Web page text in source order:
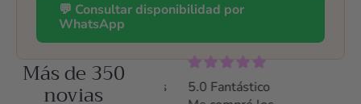
💬 Consultar disponibilidad por
WhatsApp
Más de 350
novias
5.0 Zapatos preciosos
5.0 Fantástico